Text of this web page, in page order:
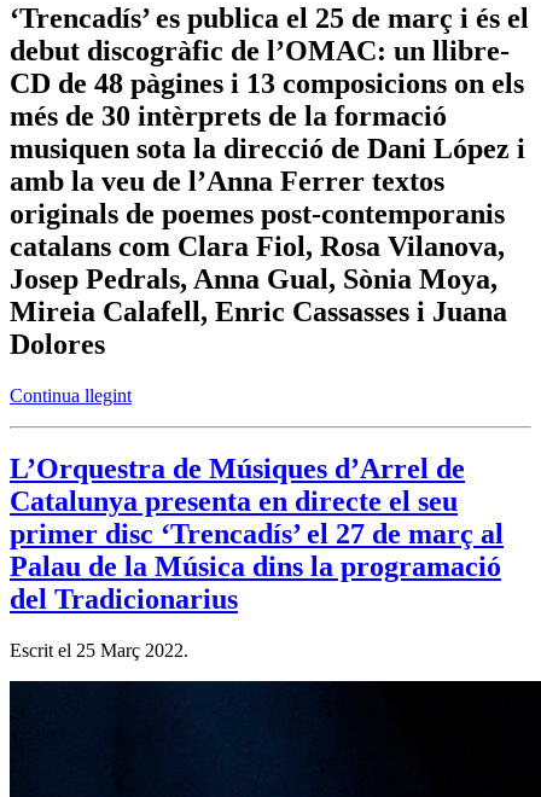
‘Trencadís’ es publica el 25 de març i és el
debut discogràfic de l’OMAC: un llibre-
CD de 48 pàgines i 13 composicions on els
més de 30 intèrprets de la formació
musiquen sota la direcció de Dani López i
amb la veu de l’Anna Ferrer textos
originals de poemes post-contemporanis
catalans com Clara Fiol, Rosa Vilanova,
Josep Pedrals, Anna Gual, Sònia Moya,
Mireia Calafell, Enric Cassasses i Juana
Dolores
Continua llegint
L’Orquestra de Músiques d’Arrel de
Catalunya presenta en directe el seu
primer disc ‘Trencadís’ el 27 de març al
Palau de la Música dins la programació
del Tradicionarius
Escrit el 25 Març 2022.